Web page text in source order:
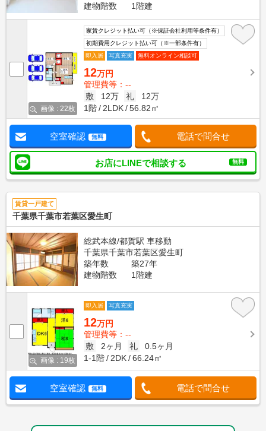
建物階数
1階建
画像 : 22枚
家賃クレジット払い可（※保証会社利用等条件有）
初期費用クレジット払い可（※一部条件有）
即入居
写真充実 無料オンライン相談可
12万円
管理費等：--
敷
12万 礼
12万
1階
2LDK 56.82㎡
空室確認 無料 電話で問合せ
お店にLINEで相談する 無料
賃貸一戸建て
千葉県千葉市若葉区愛生町
総武本線/都賀駅 車移動
千葉県千葉市若葉区愛生町
築年数
築27年
建物階数
1階建
画像 : 19枚
即入居 写真充実
12万円
管理費等：--
敷
2ヶ月 礼
0.5ヶ月
1-1階
2DK 66.24㎡
空室確認 無料 電話で問合せ